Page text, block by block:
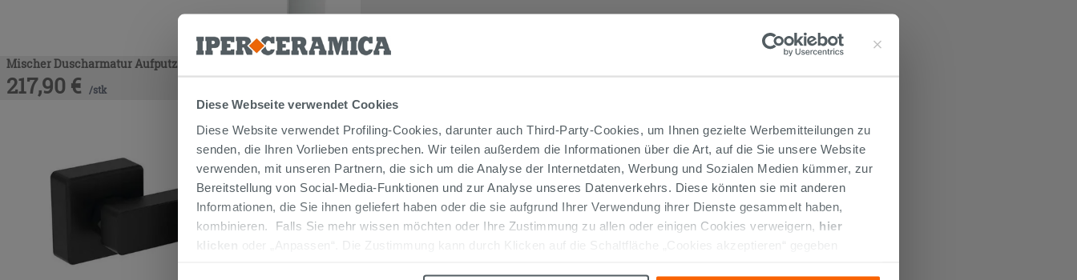
Diese Webseite verwendet Cookies
Diese Website verwendet Profiling-Cookies, darunter auch Third-Party-Cookies, um Ihnen gezielte Werbemitteilungen zu
senden, die Ihren Vorlieben entsprechen. Wir teilen außerdem die Informationen über die Art, auf die Sie unsere Website
verwenden, mit unseren Partnern, die sich um die Analyse der Internetdaten, Werbung und Sozialen Medien kümmer, zur
Bereitstellung von Social-Media-Funktionen und zur Analyse unseres Datenverkehrs. Diese könnten sie mit anderen
Informationen, die Sie ihnen geliefert haben oder die sie aufgrund Ihrer Verwendung ihrer Dienste gesammelt haben,
kombinieren. Falls Sie mehr wissen möchten oder Ihre Zustimmung zu allen oder einigen Cookies verweigern, hier
klicken
oder „Anpassen“. Die Zustimmung kann durch Klicken auf die Schaltfläche „Cookies akzeptieren“ gegeben
Mischer Duscharmatur Aufputz Ideal Standard Connect Air Chrom
217,90 € /stk